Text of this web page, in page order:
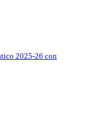
2025-26 con